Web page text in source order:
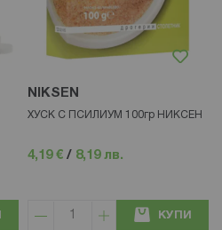
NIKSEN
ХУСК С ПСИЛИУМ 100гр НИКСЕН
4,19 € / 8,19 лв.
КУПИ